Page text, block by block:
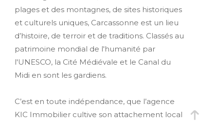
plages et des montagnes, de sites historiques
et culturels uniques, Carcassonne est un lieu
d’histoire, de terroir et de traditions. Classés au
patrimoine mondial de l'humanité par
l'UNESCO, la Cité Médiévale et le Canal du
Midi en sont les gardiens.
C’est en toute indépendance, que l’agence
KIC Immobilier cultive son attachement local